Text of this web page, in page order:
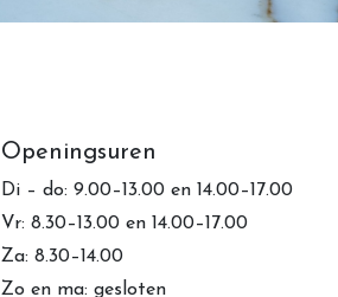
Openingsuren
Di – do: 9.00–13.00 en 14.00–17.00
Vr: 8.30–13.00 en 14.00–17.00
Za: 8.30–14.00
Zo en ma: gesloten